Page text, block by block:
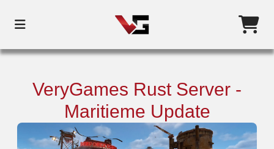
VeryGames Rust Server -
Maritieme Update